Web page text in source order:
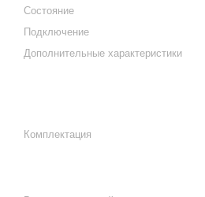
Состояние
Подключение
Дополнительные характеристики
Комплектация